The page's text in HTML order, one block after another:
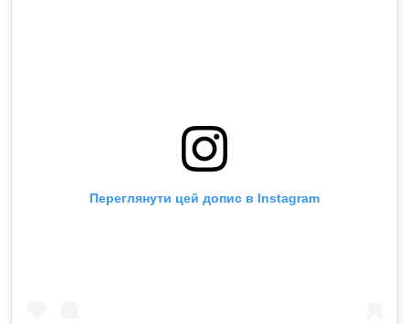
Переглянути цей допис в Instagram